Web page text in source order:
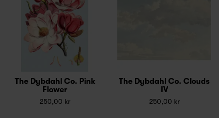
The Dybdahl Co. Pink
Flower
250,00 kr
The Dybdahl Co. Clouds
IV
250,00 kr